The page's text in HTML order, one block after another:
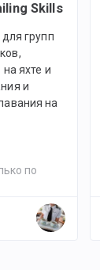
Skills
групп
яхте и
и
на
по